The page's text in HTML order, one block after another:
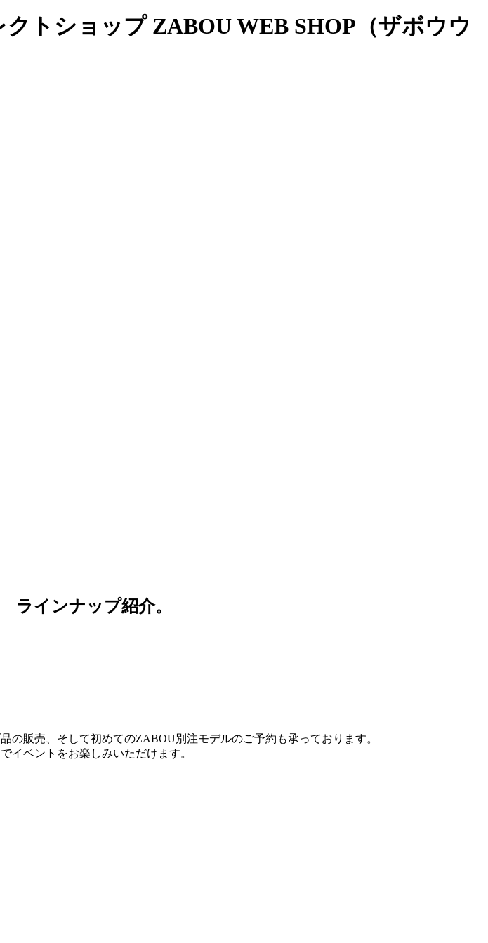
トショップ ZABOU WEB SHOP（ザボウウ
ラインナップ紹介。
の販売、そして初めてのZABOU別注モデルのご予約も承っております。
イベントをお楽しみいただけます。